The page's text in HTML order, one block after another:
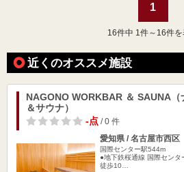
1
16件中 1件～16件
近くのオススメ施設
NAGONO WORKBAR ＆ SAUNA（
＆サウナ）
-点/ 0 件
愛知県 / 名古屋市西区
国際センター駅544m
●地下鉄桜通線 国際センタ
徒歩10…